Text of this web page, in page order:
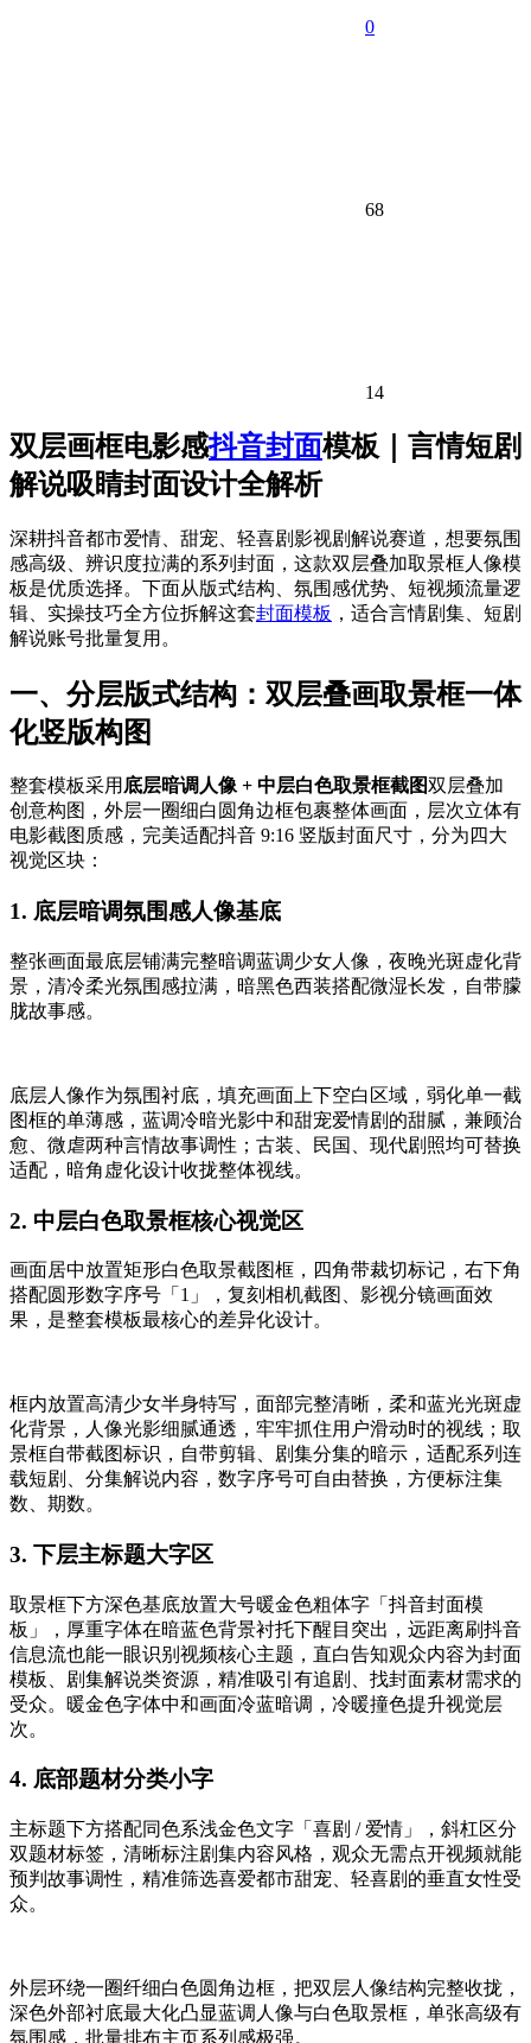
0
68
14
双层画框电影感抖音封面模板｜言情短剧
解说吸睛封面设计全解析
深耕抖音都市爱情、甜宠、轻喜剧影视剧解说赛道，想要氛围
感高级、辨识度拉满的系列封面，这款双层叠加取景框人像模
板是优质选择。下面从版式结构、氛围感优势、短视频流量逻
辑、实操技巧全方位拆解这套封面模板 ，适合言情剧集、短剧
解说账号批量复用。
一、分层版式结构：双层叠画取景框一体
化竖版构图
整套模板采用底层暗调人像 + 中层白色取景框截图双层叠加
创意构图，外层一圈细白圆角边框包裹整体画面，层次立体有
电影截图质感，完美适配抖音 9:16 竖版封面尺寸，分为四大
视觉区块：
1. 底层暗调氛围感人像基底
整张画面最底层铺满完整暗调蓝调少女人像，夜晚光斑虚化背
景，清冷柔光氛围感拉满，暗黑色西装搭配微湿长发，自带朦
胧故事感。
底层人像作为氛围衬底，填充画面上下空白区域，弱化单一截
图框的单薄感，蓝调冷暗光影中和甜宠爱情剧的甜腻，兼顾治
愈、微虐两种言情故事调性；古装、民国、现代剧照均可替换
适配，暗角虚化设计收拢整体视线。
2. 中层白色取景框核心视觉区
画面居中放置矩形白色取景截图框，四角带裁切标记，右下角
搭配圆形数字序号「1」，复刻相机截图、影视分镜画面效
果，是整套模板最核心的差异化设计。
框内放置高清少女半身特写，面部完整清晰，柔和蓝光光斑虚
化背景，人像光影细腻通透，牢牢抓住用户滑动时的视线；取
景框自带截图标识，自带剪辑、剧集分集的暗示，适配系列连
载短剧、分集解说内容，数字序号可自由替换，方便标注集
数、期数。
3. 下层主标题大字区
取景框下方深色基底放置大号暖金色粗体字「抖音封面模
板」，厚重字体在暗蓝色背景衬托下醒目突出，远距离刷抖音
信息流也能一眼识别视频核心主题，直白告知观众内容为封面
模板、剧集解说类资源，精准吸引有追剧、找封面素材需求的
受众。暖金色字体中和画面冷蓝暗调，冷暖撞色提升视觉层
次。
4. 底部题材分类小字
主标题下方搭配同色系浅金色文字「喜剧 / 爱情」，斜杠区分
双题材标签，清晰标注剧集内容风格，观众无需点开视频就能
预判故事调性，精准筛选喜爱都市甜宠、轻喜剧的垂直女性受
众。
外层环绕一圈纤细白色圆角边框，把双层人像结构完整收拢，
深色外部衬底最大化凸显蓝调人像与白色取景框，单张高级有
氛围感，批量排布主页系列感极强。